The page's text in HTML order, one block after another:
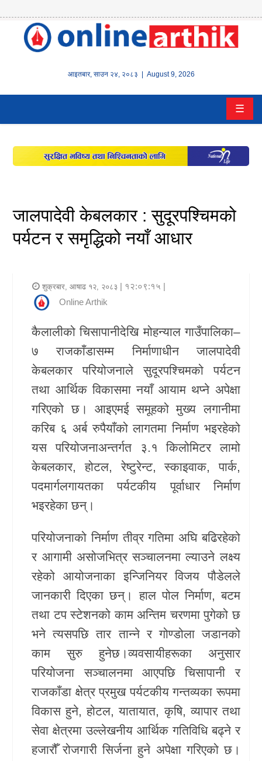
आइतबार, साउन २४, २०८३ | August 9, 2026
होम
वित्त
इन्स्योरेन्स
अटो
राजनीति
भिडियो
सूचना
प्रविधि
शिक्षा
खेलकुद
Unicode
☰
जालपादेवी केबलकार : सुदूरपश्चिमको
पर्यटन र समृद्धिको नयाँ आधार
शुक्रबार, आषाढ १२, २०८३ | १२:०९:१५ |
Online Arthik
कैलालीको चिसापानीदेखि मोहन्याल गाउँपालिका–
७ राजकाँडासम्म निर्माणाधीन जालपादेवी
केबलकार परियोजनाले सुदूरपश्चिमको पर्यटन
तथा आर्थिक विकासमा नयाँ आयाम थप्ने अपेक्षा
गरिएको छ। आइएमई समूहको मुख्य लगानीमा
करिब ६ अर्ब रुपैयाँको लागतमा निर्माण भइरहेको
यस परियोजनाअन्तर्गत ३.१ किलोमिटर लामो
केबलकार, होटल, रेष्टुरेन्ट, स्काइवाक, पार्क,
पदमार्गलगायतका पर्यटकीय पूर्वाधार निर्माण
भइरहेका छन्।
परियोजनाको निर्माण तीव्र गतिमा अघि बढिरहेको
र आगामी असोजभित्र सञ्चालनमा ल्याउने लक्ष्य
रहेको आयोजनाका इन्जिनियर विजय पौडेलले
जानकारी दिएका छन्। हाल पोल निर्माण, बटम
तथा टप स्टेशनको काम अन्तिम चरणमा पुगेको छ
भने त्यसपछि तार तान्ने र गोण्डोला जडानको
काम सुरु हुनेछ।व्यवसायीहरूका अनुसार
परियोजना सञ्चालनमा आएपछि चिसापानी र
राजकाँडा क्षेत्र प्रमुख पर्यटकीय गन्तव्यका रूपमा
विकास हुने, होटल, यातायात, कृषि, व्यापार तथा
सेवा क्षेत्रमा उल्लेखनीय आर्थिक गतिविधि बढ्ने र
हजारौँ रोजगारी सिर्जना हुने अपेक्षा गरिएको छ।